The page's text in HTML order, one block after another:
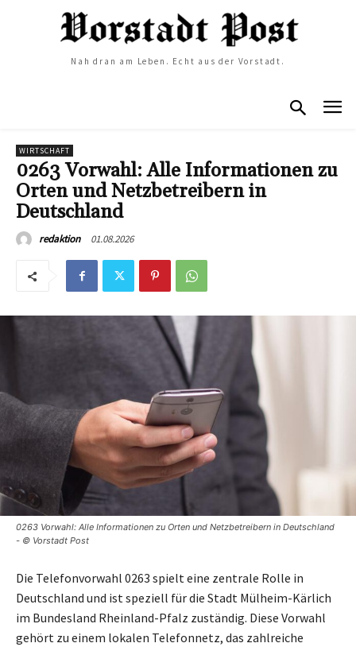
Nah dran am Leben. Echt aus der Vorstadt.
WIRTSCHAFT
0263 Vorwahl: Alle Informationen zu
Orten und Netzbetreibern in
Deutschland
redaktion 01.08.2026
0263 Vorwahl: Alle Informationen zu Orten und Netzbetreibern in Deutschland
- © Vorstadt Post
Die Telefonvorwahl 0263 spielt eine zentrale Rolle in
Deutschland und ist speziell für die Stadt Mülheim-Kärlich
im Bundesland Rheinland-Pfalz zuständig. Diese Vorwahl
gehört zu einem lokalen Telefonnetz, das zahlreiche